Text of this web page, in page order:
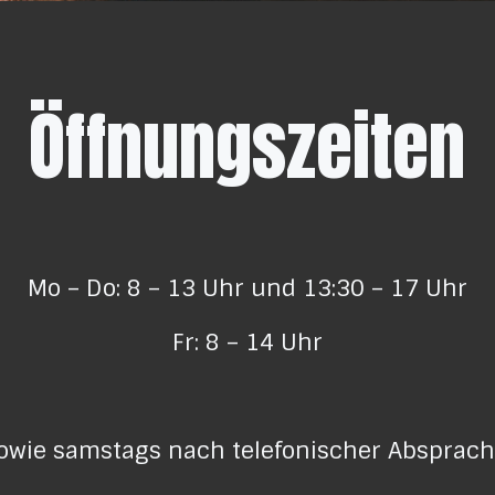
Öffnungszeiten
Mo – Do: 8 – 13 Uhr und 13:30 – 17 Uhr
Fr: 8 – 14 Uhr
samstags nach telefonischer